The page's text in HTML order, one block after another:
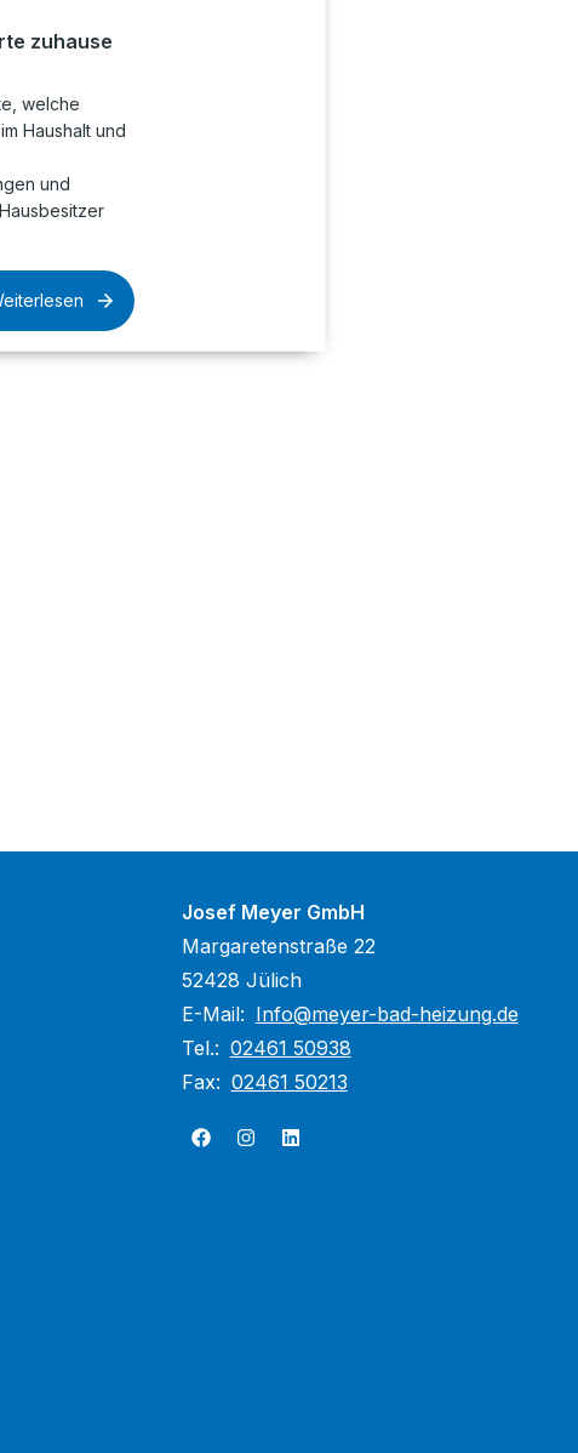
zuhause
welche
Haushalt und
und
Josef Meyer GmbH
Margaretenstraße 22
52428 Jülich
E-Mail: Info@meyer-bad-heizung.de
Tel.: 02461 50938
Fax: 02461 50213